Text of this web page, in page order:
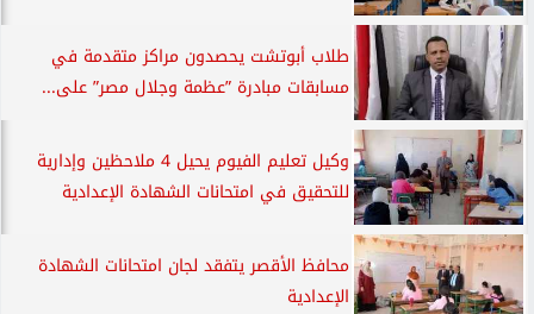
طلاب أبوتشت يحصدون مراكز متقدمة في
مسابقات مبادرة ”عظمة وجلال مصر” على...
وكيل تعليم الفيوم يحيل 4 ملاحظين وإدارية
للتحقيق في امتحانات الشهادة الإعدادية
محافظ الأقصر يتفقد لجان امتحانات الشهادة
الإعدادية